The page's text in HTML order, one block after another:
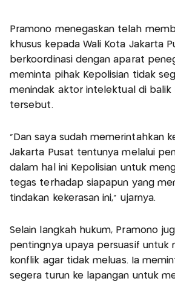
Pramono menegaskan telah
khusus kepada Wali Kota Jakarta
berkoordinasi dengan aparat
meminta pihak Kepolisian tidak
menindak aktor intelektual di balik
tersebut.
"Dan saya sudah memerintahkan
Jakarta Pusat tentunya melalui
dalam hal ini Kepolisian untuk
tegas terhadap siapapun yang
tindakan kekerasan ini," ujarnya.
Selain langkah hukum, Pramono
pentingnya upaya persuasif untuk
konflik agar tidak meluas. Ia
segera turun ke lapangan untuk